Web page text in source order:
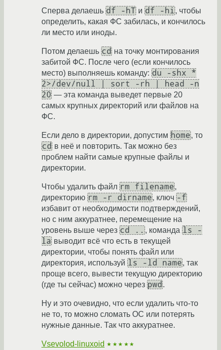
Сперва делаешь df -hT и df -hi, чтобы
определить, какая ФС забилась, и кончилось
ли место или иноды.
Потом делаешь cd на точку монтирования
забитой ФС. После чего (если кончилось
место) выполняешь команду: du -shx *
2>/dev/null | sort -rh | head -n
20 — эта команда выведет первые 20
самых крупных директорий или файлов на
ФС.
Если дело в директории, допустим home, то
cd в неё и повторить. Так можно без
проблем найти самые крупные файлы и
директории.
Чтобы удалить файл rm filename,
директорию rm -r dirname, ключ -f
избавит от необходимости подтверждений,
но с ним аккуратнее, перемещение на
уровень выше через cd .. , команда ls -
la выводит всё что есть в текущей
директории, чтобы понять файл или
директория, используй ls -ld name, так
проще всего, вывести текущую директорию
(где ты сейчас) можно через pwd .
Ну и это очевидно, что если удалить что-то
не то, то можно сломать ОС или потерять
нужные данные. Так что аккуратнее.
Vsevolod-linuxoid ★★★★★